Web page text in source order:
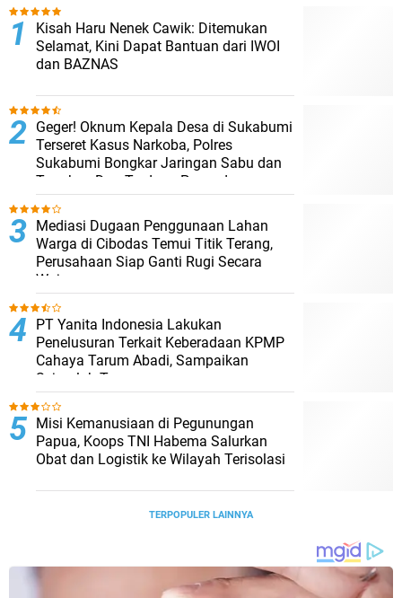
Kisah Haru Nenek Cawik: Ditemukan
Selamat, Kini Dapat Bantuan dari IWOI
dan BAZNAS
Geger! Oknum Kepala Desa di Sukabumi
Terseret Kasus Narkoba, Polres
Sukabumi Bongkar Jaringan Sabu dan
Tangkap Dua Terduga Pengedar
Mediasi Dugaan Penggunaan Lahan
Warga di Cibodas Temui Titik Terang,
Perusahaan Siap Ganti Rugi Secara
Wajar
PT Yanita Indonesia Lakukan
Penelusuran Terkait Keberadaan KPMP
Cahaya Tarum Abadi, Sampaikan
Sejumlah Temuan
Misi Kemanusiaan di Pegunungan
Papua, Koops TNI Habema Salurkan
Obat dan Logistik ke Wilayah Terisolasi
TERPOPULER LAINNYA